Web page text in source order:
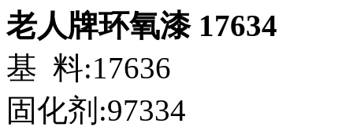
老人牌环氧漆 17634
基 料:17636
固化剂:97334